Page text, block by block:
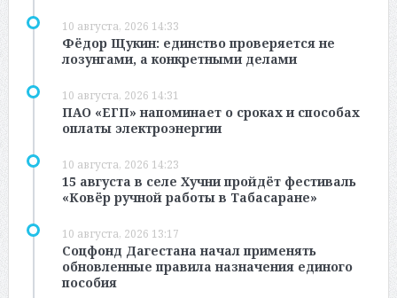
10 августа, 2026 14:33
Фёдор Щукин: единство проверяется не
лозунгами, а конкретными делами
10 августа, 2026 14:31
ПАО «ЕГП» напоминает о сроках и способах
оплаты электроэнергии
10 августа, 2026 14:23
15 августа в селе Хучни пройдёт фестиваль
«Ковёр ручной работы в Табасаране»
10 августа, 2026 13:17
Соцфонд Дагестана начал применять
обновленные правила назначения единого
пособия